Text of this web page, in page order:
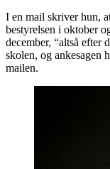
I en mail skriver hun,
bestyrelsen i oktober
december, “altså efter
skolen, og ankesagen
mailen.